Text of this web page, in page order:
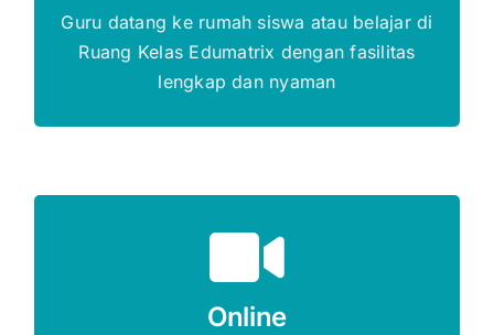
Guru datang ke rumah siswa atau belajar di
Ruang Kelas Edumatrix dengan fasilitas
lengkap dan nyaman
DAFTAR SEKARANG
Online